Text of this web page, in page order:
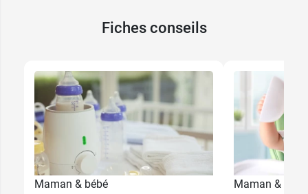
Débit 0 4,99 €
Débit 1 4,99 €
Débit 2 4,99 €
Fiches conseils
Maman & bébé
Maman & bébé